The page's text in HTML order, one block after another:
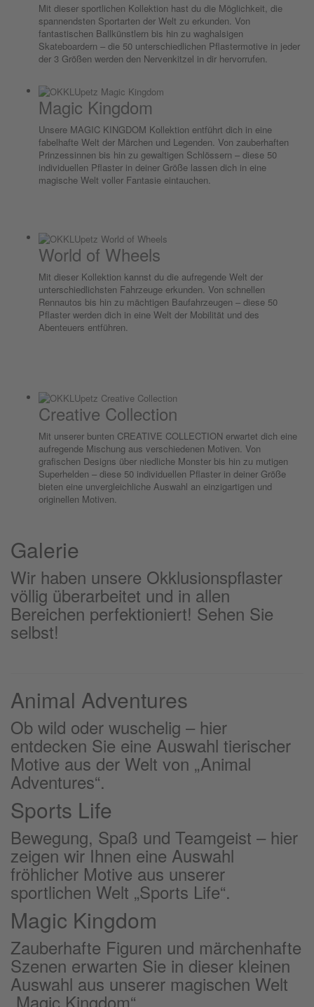
Mit dieser sportlichen Kollektion hast du die Möglichkeit, die
spannendsten Sportarten der Welt zu erkunden. Von
fantastischen Ballkünstlern bis hin zu waghalsigen
Skateboardern – die 50 unterschiedlichen Pflastermotive in jeder
der 3 Größen werden den Nervenkitzel in dir hervorrufen.
Magic Kingdom
Unsere MAGIC KINGDOM Kollektion entführt dich in eine
fabelhafte Welt der Märchen und Legenden. Von zauberhaften
Prinzessinnen bis hin zu gewaltigen Schlössern – diese 50
individuellen Pflaster in deiner Größe lassen dich in eine
magische Welt voller Fantasie eintauchen.
World of Wheels
Mit dieser Kollektion kannst du die aufregende Welt der
unterschiedlichsten Fahrzeuge erkunden. Von schnellen
Rennautos bis hin zu mächtigen Baufahrzeugen – diese 50
Pflaster werden dich in eine Welt der Mobilität und des
Abenteuers entführen.
Creative Collection
Mit unserer bunten CREATIVE COLLECTION erwartet dich eine
aufregende Mischung aus verschiedenen Motiven. Von
grafischen Designs über niedliche Monster bis hin zu mutigen
Superhelden – diese 50 individuellen Pflaster in deiner Größe
bieten eine unvergleichliche Auswahl an einzigartigen und
originellen Motiven.
Galerie
Wir haben unsere Okklusionspflaster
völlig überarbeitet und in allen
Bereichen perfektioniert! Sehen Sie
selbst!
Animal Adventures
Ob wild oder wuschelig – hier
entdecken Sie eine Auswahl tierischer
Motive aus der Welt von „Animal
Adventures“.
Sports Life
Bewegung, Spaß und Teamgeist – hier
zeigen wir Ihnen eine Auswahl
fröhlicher Motive aus unserer
sportlichen Welt „Sports Life“.
Magic Kingdom
Zauberhafte Figuren und märchenhafte
Szenen erwarten Sie in dieser kleinen
Auswahl aus unserer magischen Welt
„Magic Kingdom“.